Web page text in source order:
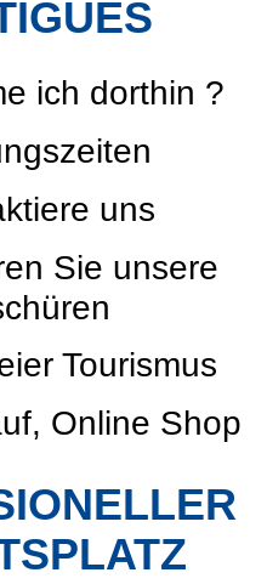
ich dorthin ?
uns
Sie unsere
Tourismus
Online Shop